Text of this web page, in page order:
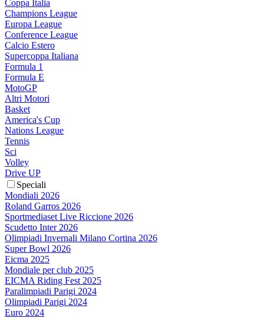
Coppa Italia
Champions League
Europa League
Conference League
Calcio Estero
Supercoppa Italiana
Formula 1
Formula E
MotoGP
Altri Motori
Basket
America's Cup
Nations League
Tennis
Sci
Volley
Drive UP
Speciali
Mondiali 2026
Roland Garros 2026
Sportmediaset Live Riccione 2026
Scudetto Inter 2026
Olimpiadi Invernali Milano Cortina 2026
Super Bowl 2026
Eicma 2025
Mondiale per club 2025
EICMA Riding Fest 2025
Paralimpiadi Parigi 2024
Olimpiadi Parigi 2024
Euro 2024